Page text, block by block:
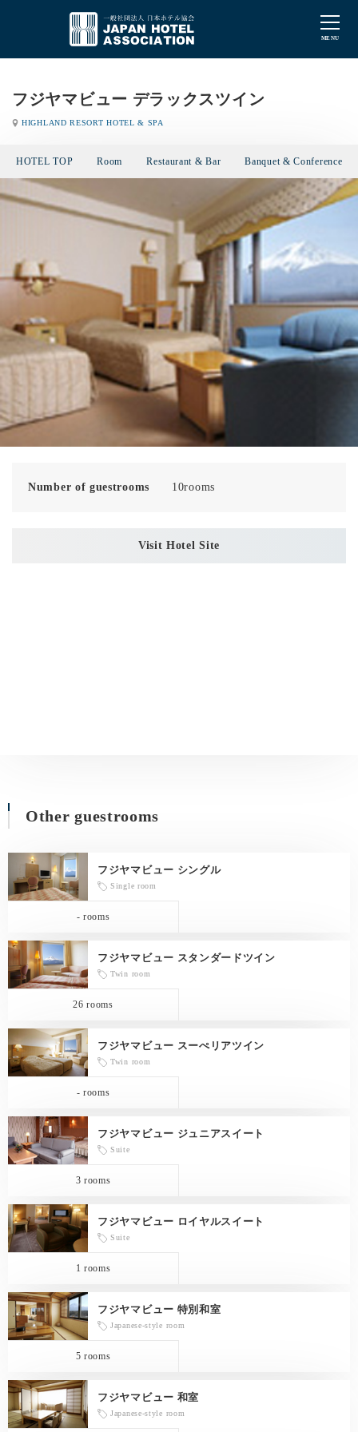
フジヤマビュー デラックスツイン
HIGHLAND RESORT HOTEL & SPA
HOTEL TOP Room Restaurant & Bar Banquet & Conference
Visit Hotel Site
Number of guestrooms 10rooms
Other guestrooms
フジヤマビュー シングル
Single room
- rooms
フジヤマビュー スタンダードツイン
Twin room
26 rooms
フジヤマビュー スーぺリアツイン
Twin room
- rooms
フジヤマビュー ジュニアスイート
Suite
3 rooms
フジヤマビュー ロイヤルスイート
Suite
1 rooms
フジヤマビュー 特別和室
Japanese-style room
5 rooms
フジヤマビュー 和室
Japanese-style room